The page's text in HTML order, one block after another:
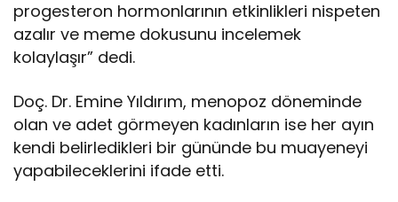
progesteron hormonlarının etkinlikleri nispeten
azalır ve meme dokusunu incelemek
kolaylaşır” dedi.
Doç. Dr. Emine Yıldırım, menopoz döneminde
olan ve adet görmeyen kadınların ise her ayın
kendi belirledikleri bir gününde bu muayeneyi
yapabileceklerini ifade etti.